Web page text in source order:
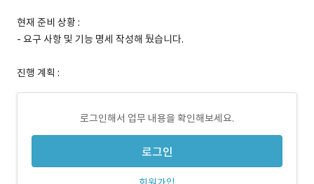
현재 준비 상황 :
- 요구 사항 및 기능 명세 작성해 뒀습니다.
진행 계획 :
로그인해서 업무 내용을 확인해보세요.
로그인